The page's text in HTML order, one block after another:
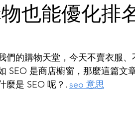
也能優化排
們的購物天堂，今天不賣衣服
SEO 是商店櫥窗，那麼這篇文
麼是 SEO 呢？. seo 意思